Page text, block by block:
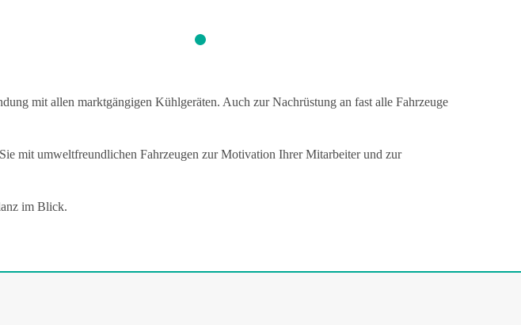
Aufmacher1
mit allen marktgängigen Kühlgeräten. Auch zur Nachrüstung an fast alle Fahrzeuge
mit umweltfreundlichen Fahrzeugen zur Motivation Ihrer Mitarbeiter und zur
im Blick.